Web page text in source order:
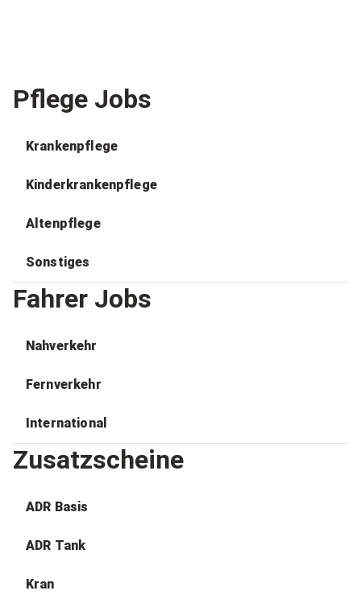
Pflege Jobs
Krankenpflege
Kinderkrankenpflege
Altenpflege
Sonstiges
Fahrer Jobs
Nahverkehr
Fernverkehr
International
Zusatzscheine
ADR Basis
ADR Tank
Kran